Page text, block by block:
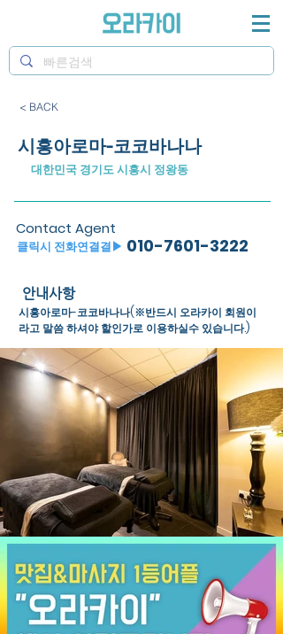
< BACK
시흥아로마-코코바나나
대한민국 경기도 시흥시 정왕동
010-7601-3222
Contact Agent
​클릭시 전화연결결▶
안내사항
시흥아로마-코코바나나(※반드시 오라카이 회원이
라고 말씀 하셔야 할인가로 이용하실수 있습니다.)